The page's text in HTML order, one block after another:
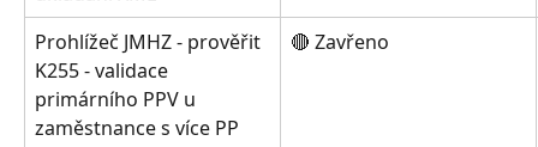
Prohlížeč JMHZ - prověřit
K255 - validace
primárního PPV u
zaměstnance s více PP
🔴 Zavřeno